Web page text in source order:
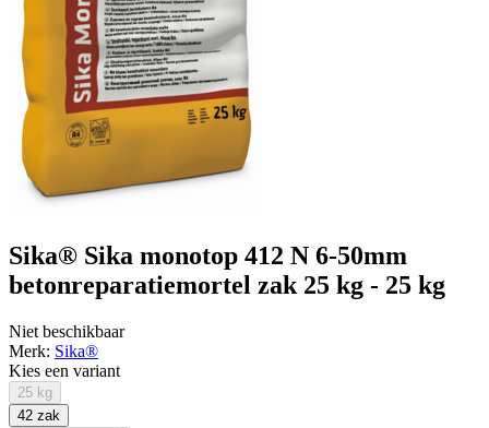
Sika® Sika monotop 412 N 6-50mm
betonreparatiemortel zak 25 kg - 25 kg
Niet beschikbaar
Merk: Sika®
Kies een variant
25 kg
42 zak